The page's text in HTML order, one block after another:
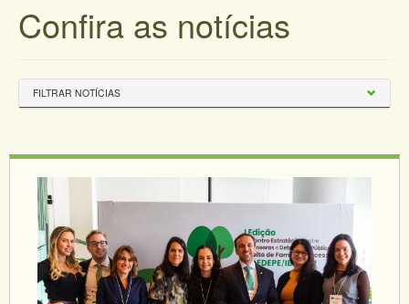
Confira as notícias
FILTRAR NOTÍCIAS